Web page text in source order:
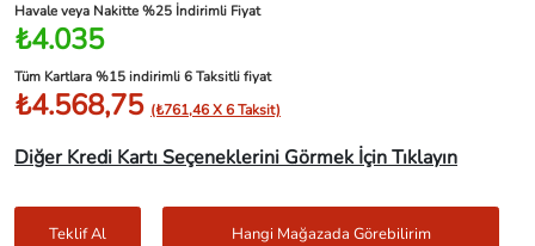
Havale veya Nakitte %25 İndirimli Fiyat
₺4.035
Tüm Kartlara %15 indirimli 6 Taksitli fiyat
₺4.568,75 (₺761,46 X 6 Taksit)
Diğer Kredi Kartı Seçeneklerini Görmek İçin Tıklayın
Teklif Al Hangi Mağazada Görebilirim